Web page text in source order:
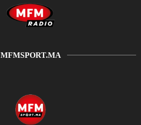
MFMSPORT.MA